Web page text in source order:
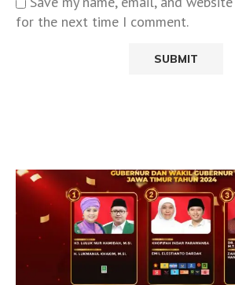
for the next time I comment.